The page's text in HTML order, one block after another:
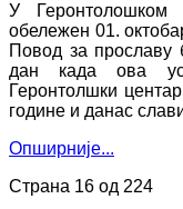
У Геронтолошком
обележен 01.
Повод за прославу
дан када ова
Геронтолшки
године и данас
Опширније...
Страна 16 од 224